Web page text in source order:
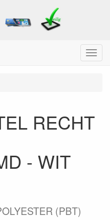
Menu
RECHT
- WIT
(PBT)